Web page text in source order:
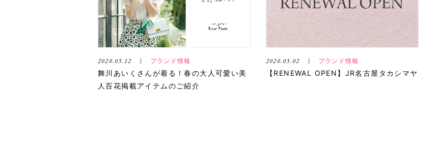
2020.03.12 ブランド情報
舞川あいくさんが着る！春の大人可愛い美
人百花掲載アイテムのご紹介
2020.03.02 ブランド情報
【RENEWAL OPEN】JR名古屋タカシマヤ